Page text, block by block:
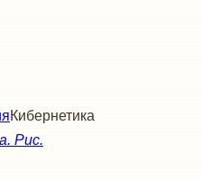
Кибернетика
Рис.